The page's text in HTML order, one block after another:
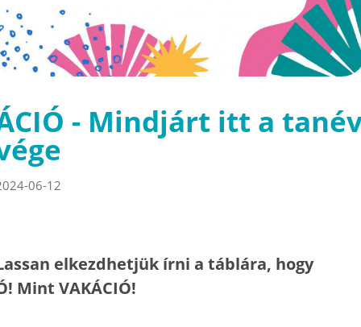
- Mindjárt itt a
06-12
elkezdhetjük írni a táblára, hogy
Mint VAKÁCIÓ!